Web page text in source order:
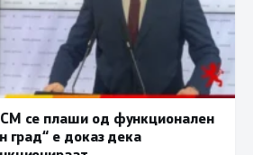
се плаши од функционален
град“ е доказ дека